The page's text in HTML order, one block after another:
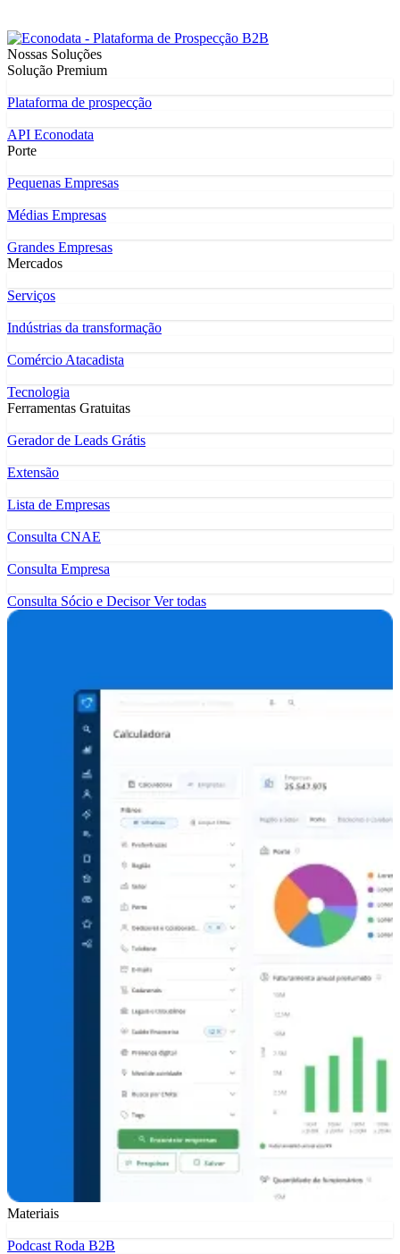
Nossas Soluções
Solução Premium
Plataforma de prospecção
API Econodata
Porte
Pequenas Empresas
Médias Empresas
Grandes Empresas
Mercados
Serviços
Indústrias da transformação
Comércio Atacadista
Tecnologia
Ferramentas Gratuitas
Gerador de Leads Grátis
Extensão
Lista de Empresas
Consulta CNAE
Consulta Empresa
Consulta Sócio e DecisorVer todas
Materiais
Podcast Roda B2B